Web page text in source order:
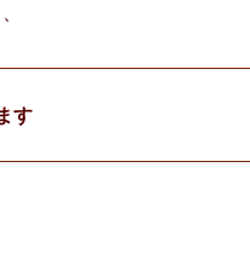
す